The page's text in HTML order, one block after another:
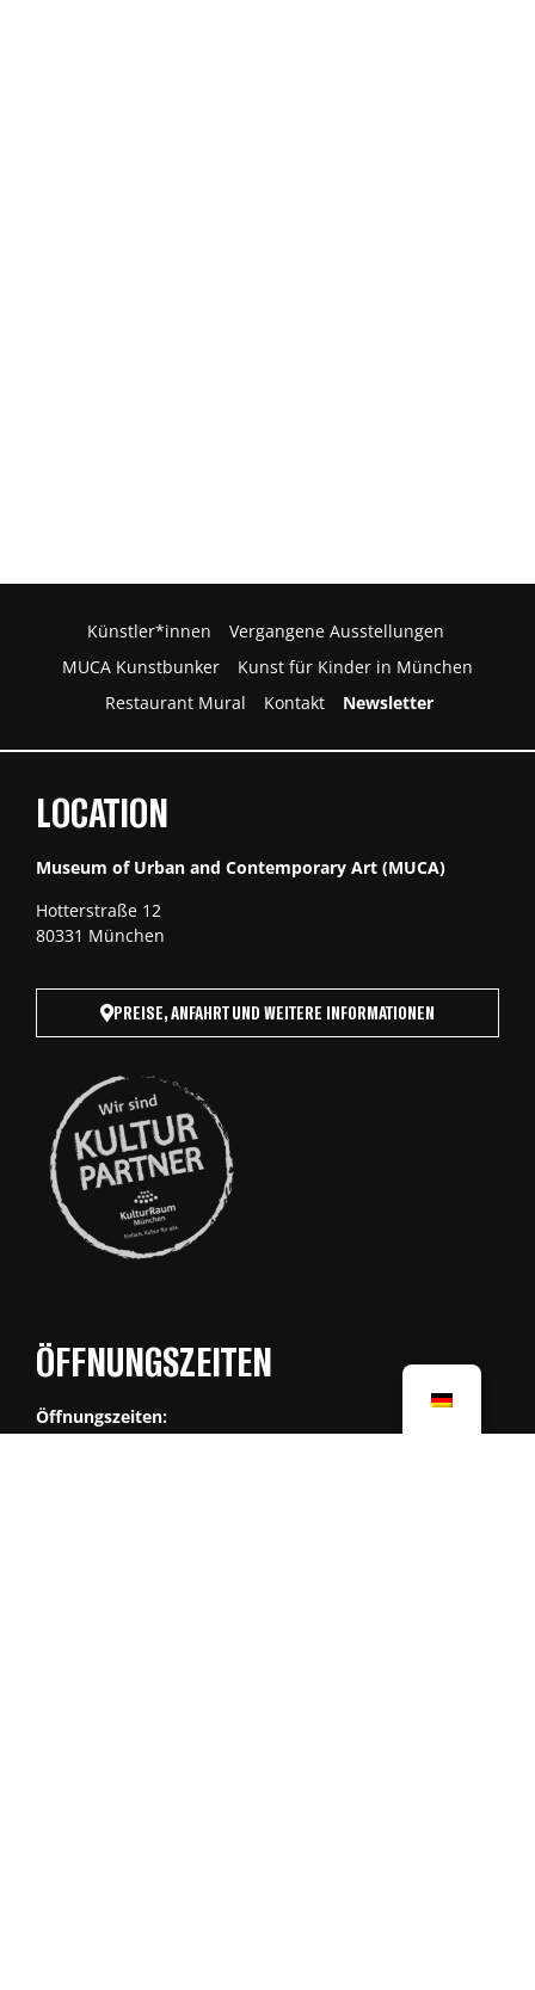
Künstler*innen
Vergangene Ausstellungen
MUCA Kunstbunker
Kunst für Kinder in München
Restaurant Mural
Kontakt Newsletter
LOCATION
Museum of Urban and Contemporary Art (MUCA)
Hotterstraße 12
80331 München
PREISE, ANFAHRT UND WEITERE INFORMATIONEN
ÖFFNUNGSZEITEN
Öffnungszeiten: